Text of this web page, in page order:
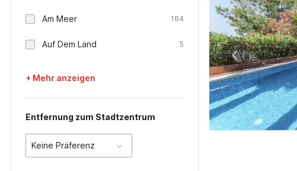
Am Meer 164
Auf Dem Land 5
+ Mehr anzeigen
Entfernung zum Stadtzentrum
Keine Präferenz